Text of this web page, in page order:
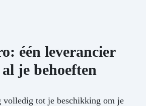
één leverancier
je behoeften
volledig tot je beschikking om je